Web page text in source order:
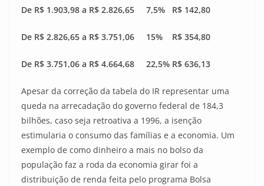
De R$ 1.903,98 a R$ 2.826,65 7,5% R$ 142,80
De R$ 2.826,65 a R$ 3.751,06 15% R$ 354,80
De R$ 3.751,06 a R$ 4.664,68 22,5% R$ 636,13
Apesar da correção da tabela do IR representar uma
queda na arrecadação do governo federal de 184,3
bilhões, caso seja retroativa a 1996, a isenção
estimularia o consumo das famílias e a economia. Um
exemplo de como dinheiro a mais no bolso da
população faz a roda da economia girar foi a
distribuição de renda feita pelo programa Bolsa